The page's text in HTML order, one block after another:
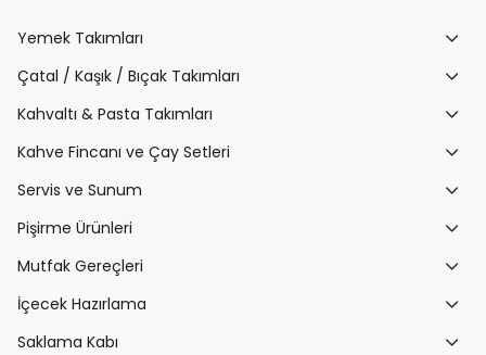
Yemek Takımları
Çatal / Kaşık / Bıçak Takımları
Kahvaltı & Pasta Takımları
Kahve Fincanı ve Çay Setleri
Servis ve Sunum
Pişirme Ürünleri
Mutfak Gereçleri
İçecek Hazırlama
Saklama Kabı